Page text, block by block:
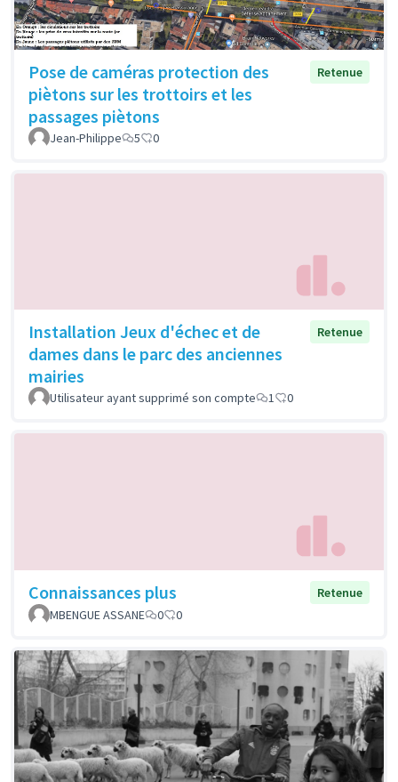
Pose de caméras protection des
piètons sur les trottoirs et les
passages piètons
Retenue
Jean-Philippe 5 0
Installation Jeux d'échec et de
dames dans le parc des anciennes
mairies
Retenue
Utilisateur ayant supprimé son compte 1 0
Connaissances plus
Retenue
MBENGUE ASSANE
0 0